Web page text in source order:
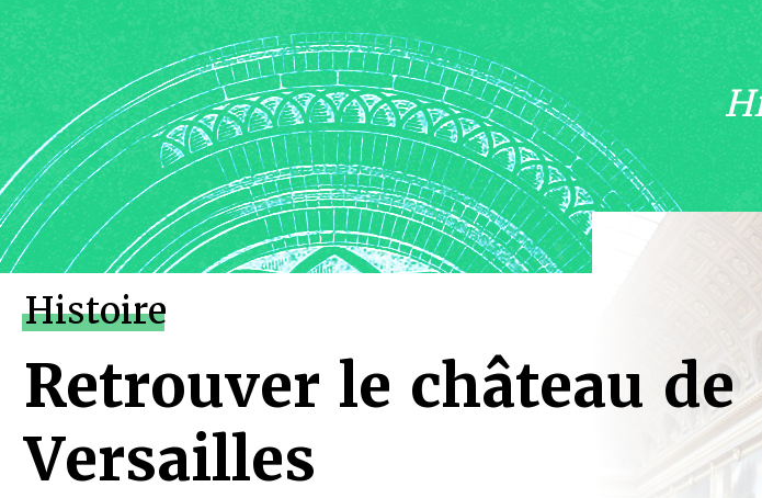
Histoire
Retrouver le château de
Versailles